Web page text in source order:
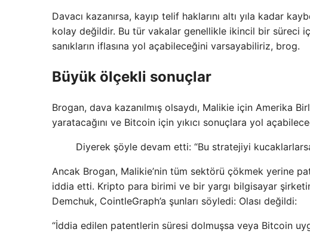
Davacı kazanırsa, kayıp telif haklarını altı yıla kadar
kolay değildir. Bu tür vakalar genellikle ikincil bir süreci
sanıkların iflasına yol açabileceğini varsayabiliriz, brog.
Büyük ölçekli sonuçlar
Brogan, dava kazanılmış olsaydı, Malikie için Amerika
yaratacağını ve Bitcoin için yıkıcı sonuçlara yol
Diyerek şöyle devam etti: “Bu stratejiyi
Ancak Brogan, Malikie’nin tüm sektörü çökmek yerine
iddia etti. Kripto para birimi ve bir yargı bilgisayar
Demchuk, CointleGraph’a şunları söyledi: Olası değildi:
“İddia edilen patentlerin süresi dolmuşsa veya Bitcoin